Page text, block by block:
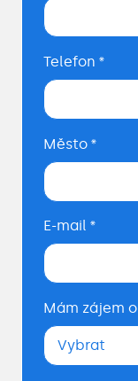
Telefon *
Město *
E-mail *
Mám zájem o
Vybrat